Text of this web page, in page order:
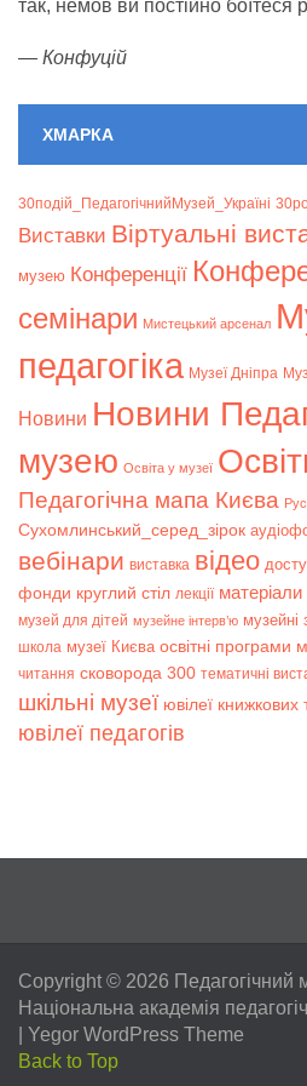
так, немов ви постійно боїтеся
— Конфуцій
ХМАРКА
30подій_ПедагогічнийМузей_Україні
Bиставки Віртуальні
музею Конференції
семінари Мистецький арсенал
педагогіка Музеї Дніпра
Новини Новини
музею Освіта у музеї
Педагогічна мапа Києва
Сухомлинський_серед_зірок
вебінари виставка відео
фонди круглий стіл лекції
музей для дітей музейне інтерв’ю музейні
школа музеї Києва освітні програми
читання сковорода 300 тематичні
шкільні музеї ювілеї
ювілеї педагогів
Copyright © 2026 Педагогічний
Національна академія
Yegor WordPress Theme
Back to Top